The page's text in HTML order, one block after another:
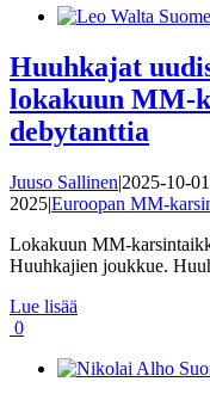
Huuhkajat
lokakuun MM-
debytanttia
Juuso Sallinen|2025-10-
2025|Euroopan MM-
Lokakuun MM-
Huuhkajien joukkue.
Lue lisää
0